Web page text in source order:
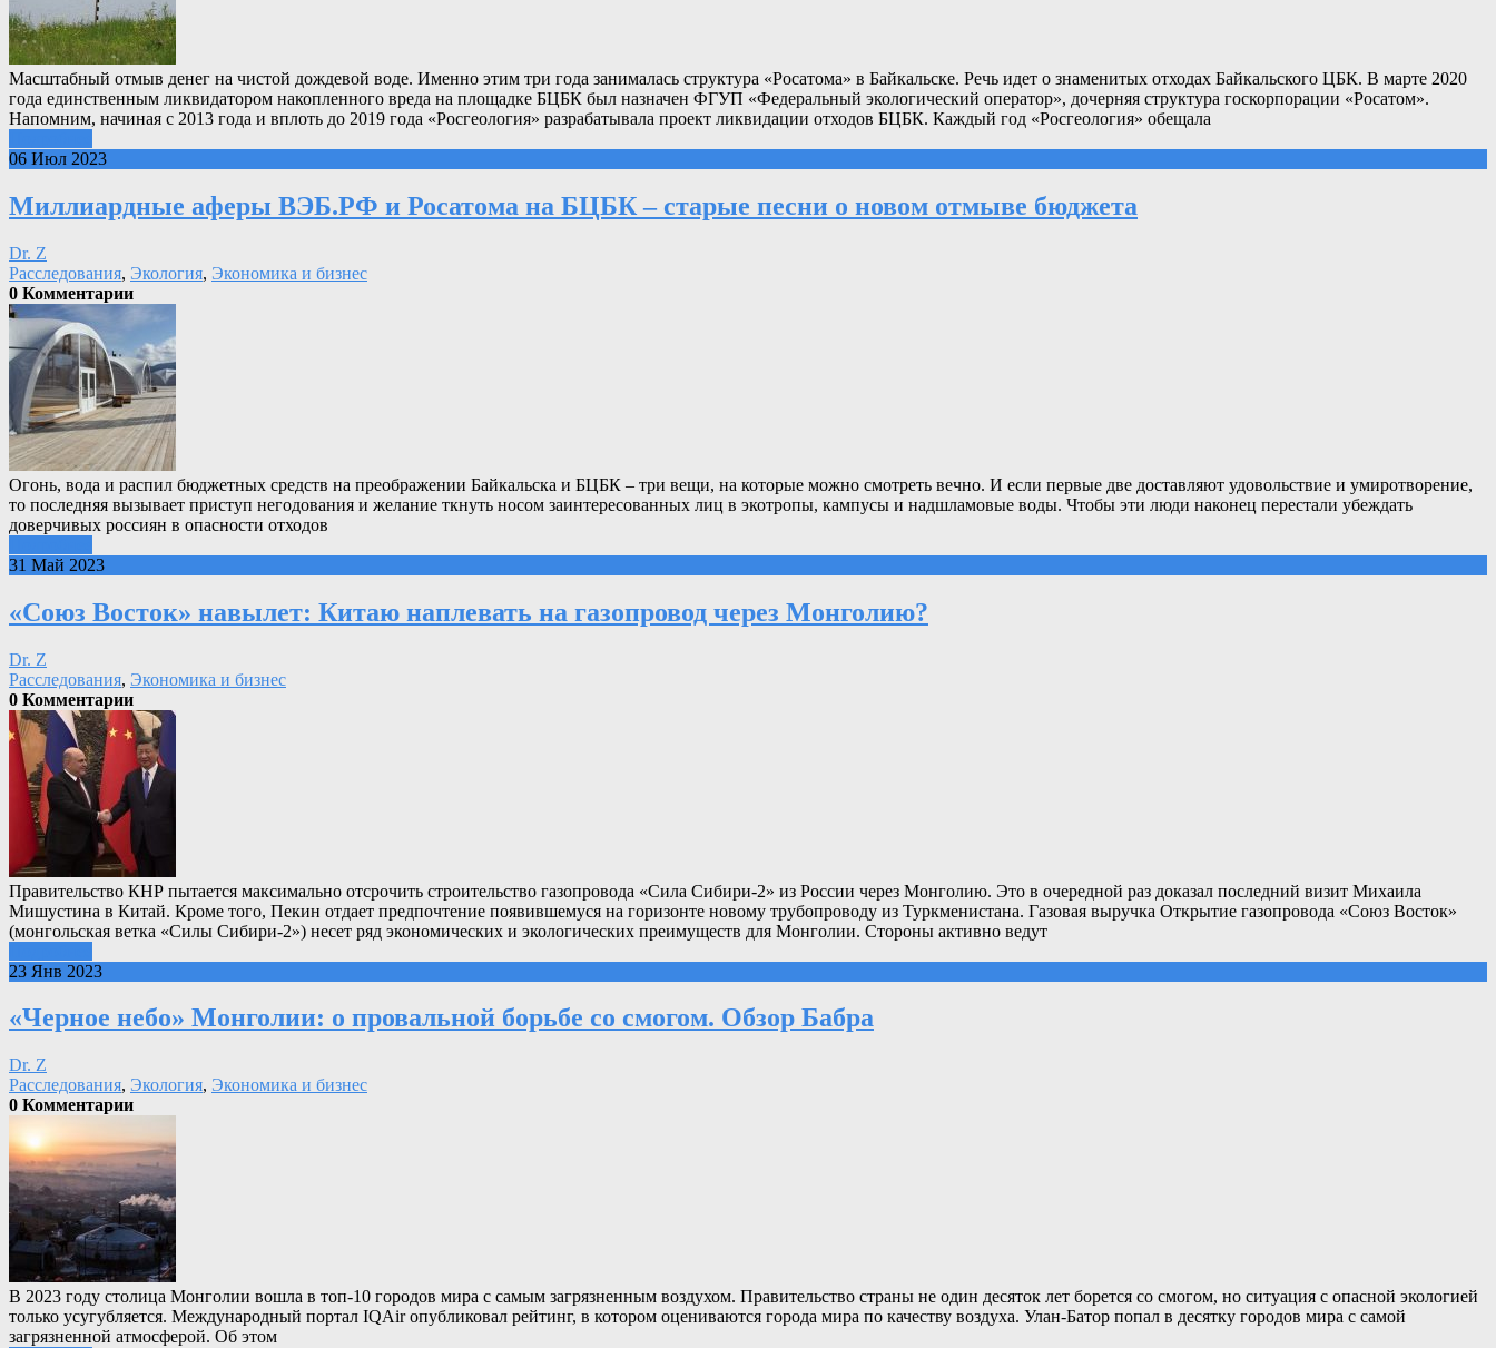
Масштабный отмыв денег на чистой дождевой воде. Именно этим три года занималась структура «Росатома» в Байкальске. Речь идет о знаменитых отходах Байкальского ЦБК. В марте 2020
года единственным ликвидатором накопленного вреда на площадке БЦБК был назначен ФГУП «Федеральный экологический оператор», дочерняя структура госкорпорации «Росатом».
Напомним, начиная с 2013 года и вплоть до 2019 года «Росгеология» разрабатывала проект ликвидации отходов БЦБК. Каждый год «Росгеология» обещала
06 Июл 2023
Миллиардные аферы ВЭБ.РФ и Росатома на БЦБК – старые песни о новом отмыве бюджета
Dr. Z
Расследования, Экология, Экономика и бизнес
0 Комментарии
Огонь, вода и распил бюджетных средств на преображении Байкальска и БЦБК – три вещи, на которые можно смотреть вечно. И если первые две доставляют удовольствие и умиротворение,
то последняя вызывает приступ негодования и желание ткнуть носом заинтересованных лиц в экотропы, кампусы и надшламовые воды. Чтобы эти люди наконец перестали убеждать
доверчивых россиян в опасности отходов
31 Май 2023
«Союз Восток» навылет: Китаю наплевать на газопровод через Монголию?
Dr. Z
Расследования, Экономика и бизнес
0 Комментарии
Правительство КНР пытается максимально отсрочить строительство газопровода «Сила Сибири-2» из России через Монголию. Это в очередной раз доказал последний визит Михаила
Мишустина в Китай. Кроме того, Пекин отдает предпочтение появившемуся на горизонте новому трубопроводу из Туркменистана. Газовая выручка Открытие газопровода «Союз Восток»
(монгольская ветка «Силы Сибири-2») несет ряд экономических и экологических преимуществ для Монголии. Стороны активно ведут
23 Янв 2023
«Черное небо» Монголии: о провальной борьбе со смогом. Обзор Бабра
Dr. Z
Расследования, Экология, Экономика и бизнес
0 Комментарии
В 2023 году столица Монголии вошла в топ-10 городов мира с самым загрязненным воздухом. Правительство страны не один десяток лет борется со смогом, но ситуация с опасной экологией
только усугубляется. Международный портал IQAir опубликовал рейтинг, в котором оцениваются города мира по качеству воздуха. Улан-Батор попал в десятку городов мира с самой
загрязненной атмосферой. Об этом